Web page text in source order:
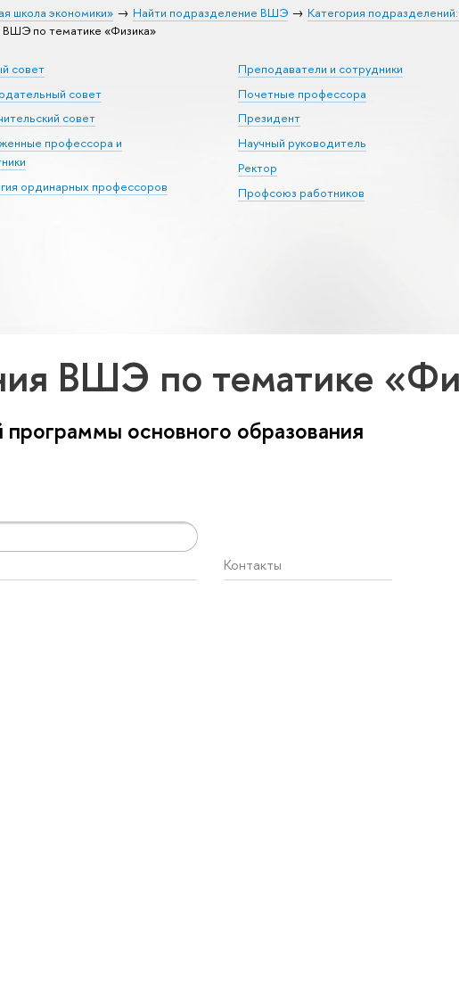
школа экономики» Найти подразделение ВШЭ
Категория
по тематике «Физика»
совет
совет
совет
профессора и
ординарных профессоров
Преподаватели и сотрудники
Почетные профессора
Президент
Научный руководитель
Ректор
Профсоюз работников
ВШЭ по тематике
основного образования
Контакты